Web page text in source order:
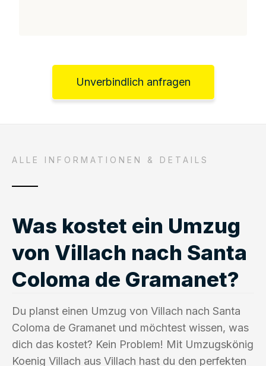
Unverbindlich anfragen
ALLE INFORMATIONEN & DETAILS
Was kostet ein Umzug
von Villach nach Santa
Coloma de Gramanet?
Du planst einen Umzug von Villach nach Santa
Coloma de Gramanet und möchtest wissen, was
dich das kostet? Kein Problem! Mit Umzugskönig
Koenig Villach aus Villach hast du den perfekten